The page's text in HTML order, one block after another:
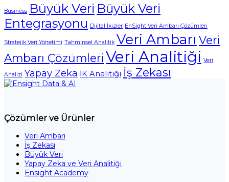
Business Büyük Veri Büyük Veri
Entegrasyonu Dijital İkizler EnSight Veri Ambarı Çözümleri
Stratejik Veri Yönetimi Tahminsel Analitik Veri Ambarı Veri
Ambarı Çözümleri Veri Analitiği Veri
Analizi Yapay Zeka İK Analitiği İş Zekası
Çözümler ve Ürünler
Veri Ambarı
İş Zekası
Büyük Veri
Yapay Zeka ve Veri Analitiği
Ensight Academy